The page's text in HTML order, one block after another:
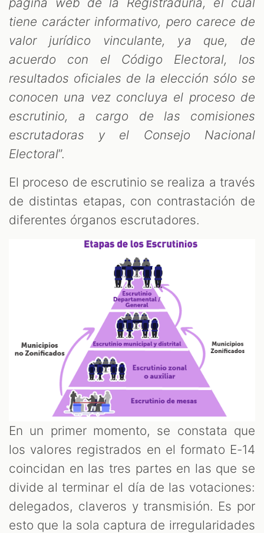
tiene carácter informativo, pero carece de
valor jurídico vinculante, ya que, de
acuerdo con el Código Electoral, los
resultados oficiales de la elección sólo se
conocen una vez concluya el proceso de
escrutinio, a cargo de las comisiones
escrutadoras y el Consejo Nacional
Electoral”.
El proceso de escrutinio se realiza a través
de distintas etapas, con contrastación de
diferentes órganos escrutadores.
En un primer momento, se constata que
los valores registrados en el formato E-14
coincidan en las tres partes en las que se
divide al terminar el día de las votaciones:
delegados, claveros y transmisión. Es por
esto que la sola captura de irregularidades